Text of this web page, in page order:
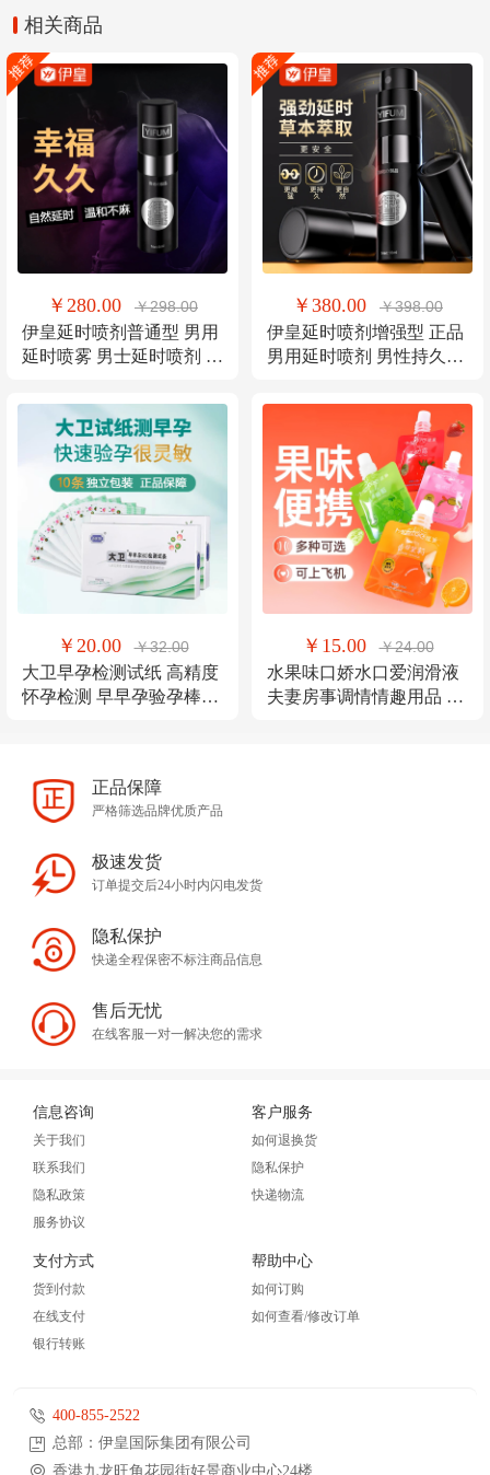
相关商品
￥280.00 ￥298.00
伊皇延时喷剂普通型 男用
延时喷雾 男士延时喷剂 持
￥380.00 ￥398.00
伊皇延时喷剂增强型 正品
男用延时喷剂 男性持久外
不麻木
￥20.00 ￥32.00
大卫早孕检测试纸 高精度
怀孕检测 早早孕验孕棒精
￥15.00 ￥24.00
水果味口娇水口爱润滑液
夫妻房事调情情趣用品 人
正品保障
严格筛选品牌优质产品
极速发货
订单提交后24小时内闪电发货
隐私保护
快递全程保密不标注商品信息
售后无忧
在线客服一对一解决您的需求
信息咨询
关于我们
联系我们
隐私政策
服务协议
客户服务
如何退换货
隐私保护
快递物流
支付方式
货到付款
在线支付
银行转账
帮助中心
如何订购
如何查看/修改订单
400-855-2522
总部：伊皇国际集团有限公司
香港九龙旺角花园街好景商业中心24楼